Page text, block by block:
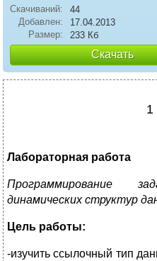
Скачиваний:
44
Добавлен:
17.04.2013
Размер:
233 Кб
Скачать
1
Лабораторная работа
Программирование
динамических структур
Цель работы:
-изучить ссылочный тип